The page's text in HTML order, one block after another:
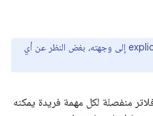
يتم دائمًا تسليم explicit intent إلى وجهته، بغض النظر عن أي
منفصلة لكل مهمة فريدة يمكنه